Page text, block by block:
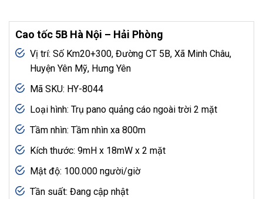
Cao tốc 5B Hà Nội – Hải Phòng
Vị trí: Số Km20+300, Đường CT 5B, Xã Minh Châu,
Huyện Yên Mỹ, Hưng Yên
Mã SKU: HY-8044
Loại hình: Trụ pano quảng cáo ngoài trời 2 mặt
Tầm nhìn: Tầm nhìn xa 800m
Kích thước: 9mH x 18mW x 2 mặt
Mật độ: 100.000 người/giờ
Tần suất: Đang cập nhật